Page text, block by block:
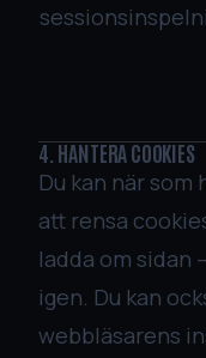
4. HANTERA COOKIES
Du kan när som
att rensa
ladda om sidan
igen. Du kan
webbläsarens